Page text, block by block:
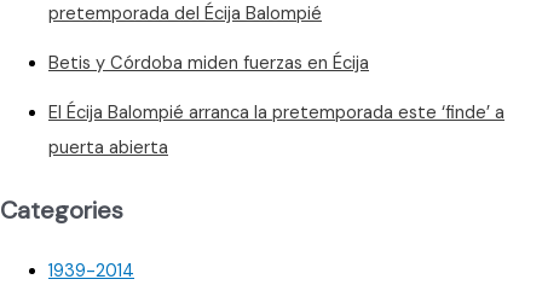
pretemporada del Écija Balompié
Betis y Córdoba miden fuerzas en Écija
El Écija Balompié arranca la pretemporada este ‘finde’ a
puerta abierta
Categories
1939-2014